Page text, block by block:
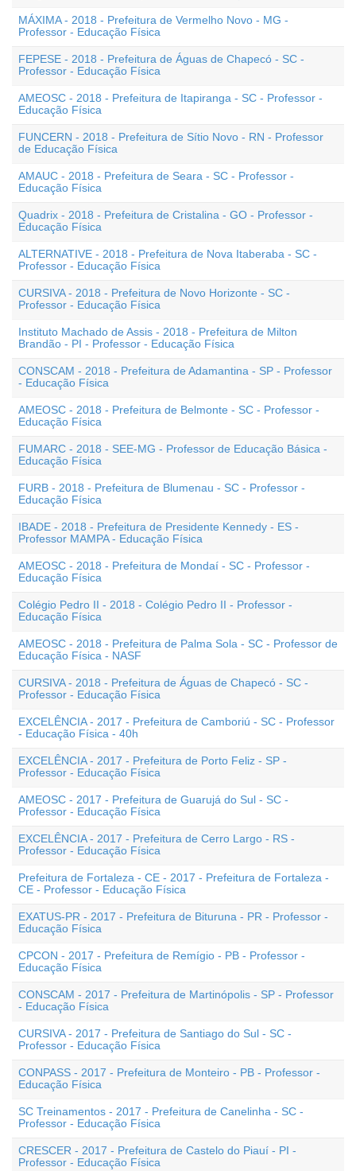
MÁXIMA - 2018 - Prefeitura de Vermelho Novo - MG -
Professor - Educação Física
FEPESE - 2018 - Prefeitura de Águas de Chapecó - SC -
Professor - Educação Física
AMEOSC - 2018 - Prefeitura de Itapiranga - SC - Professor -
Educação Física
FUNCERN - 2018 - Prefeitura de Sítio Novo - RN - Professor
de Educação Física
AMAUC - 2018 - Prefeitura de Seara - SC - Professor -
Educação Física
Quadrix - 2018 - Prefeitura de Cristalina - GO - Professor -
Educação Física
ALTERNATIVE - 2018 - Prefeitura de Nova Itaberaba - SC -
Professor - Educação Física
CURSIVA - 2018 - Prefeitura de Novo Horizonte - SC -
Professor - Educação Física
Instituto Machado de Assis - 2018 - Prefeitura de Milton
Brandão - PI - Professor - Educação Física
CONSCAM - 2018 - Prefeitura de Adamantina - SP - Professor
- Educação Física
AMEOSC - 2018 - Prefeitura de Belmonte - SC - Professor -
Educação Física
FUMARC - 2018 - SEE-MG - Professor de Educação Básica -
Educação Física
FURB - 2018 - Prefeitura de Blumenau - SC - Professor -
Educação Física
IBADE - 2018 - Prefeitura de Presidente Kennedy - ES -
Professor MAMPA - Educação Física
AMEOSC - 2018 - Prefeitura de Mondaí - SC - Professor -
Educação Física
Colégio Pedro II - 2018 - Colégio Pedro II - Professor -
Educação Física
AMEOSC - 2018 - Prefeitura de Palma Sola - SC - Professor de
Educação Física - NASF
CURSIVA - 2018 - Prefeitura de Águas de Chapecó - SC -
Professor - Educação Física
EXCELÊNCIA - 2017 - Prefeitura de Camboriú - SC - Professor
- Educação Física - 40h
EXCELÊNCIA - 2017 - Prefeitura de Porto Feliz - SP -
Professor - Educação Física
AMEOSC - 2017 - Prefeitura de Guarujá do Sul - SC -
Professor - Educação Física
EXCELÊNCIA - 2017 - Prefeitura de Cerro Largo - RS -
Professor - Educação Física
Prefeitura de Fortaleza - CE - 2017 - Prefeitura de Fortaleza -
CE - Professor - Educação Física
EXATUS-PR - 2017 - Prefeitura de Bituruna - PR - Professor -
Educação Física
CPCON - 2017 - Prefeitura de Remígio - PB - Professor -
Educação Física
CONSCAM - 2017 - Prefeitura de Martinópolis - SP - Professor
- Educação Física
CURSIVA - 2017 - Prefeitura de Santiago do Sul - SC -
Professor - Educação Física
CONPASS - 2017 - Prefeitura de Monteiro - PB - Professor -
Educação Física
SC Treinamentos - 2017 - Prefeitura de Canelinha - SC -
Professor - Educação Física
CRESCER - 2017 - Prefeitura de Castelo do Piauí - PI -
Professor - Educação Física